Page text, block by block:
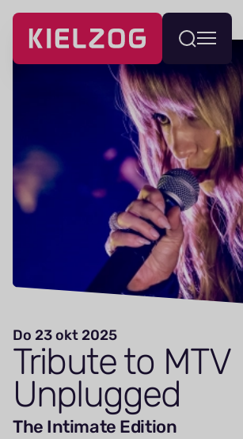
Navigatie
overslaan
Wissel
Do 23 okt 2025
Tribute to MTV
Unplugged
The Intimate Edition